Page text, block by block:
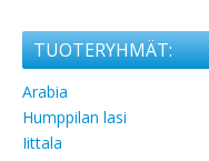
TUOTERYHMÄT:
Arabia
Humppilan lasi
Iittala